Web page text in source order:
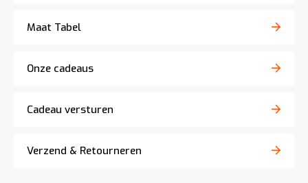
Maat Tabel
Onze cadeaus
Cadeau versturen
Verzend & Retourneren